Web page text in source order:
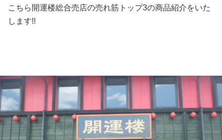
こちら開運楼総合売店の売れ筋トップ3の商品紹介をいた
します!!